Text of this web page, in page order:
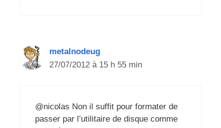
metalnodeug
27/07/2012 à 15 h 55 min
@nicolas Non il suffit pour formater de
passer par l’utilitaire de disque comme